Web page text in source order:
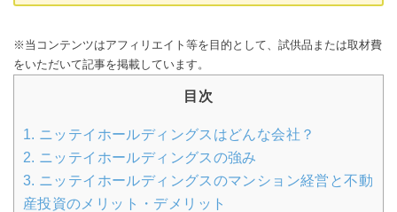
※当コンテンツはアフィリエイト等を目的として、試供品または取材費
をいただいて記事を掲載しています。
目次
1. ニッテイホールディングスはどんな会社？
2. ニッテイホールディングスの強み
3. ニッテイホールディングスのマンション経営と不動
産投資のメリット・デメリット